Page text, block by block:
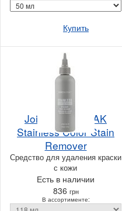
Купить
Joico Vero K-PAK
Stainless Color Stain
Remover
Средство для удаления краски
с кожи
Есть в наличии
836 грн
В ассортименте: